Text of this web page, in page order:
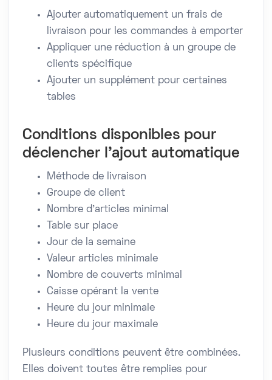
Ajouter automatiquement un frais de
livraison pour les commandes à emporter
Appliquer une réduction à un groupe de
clients spécifique
Ajouter un supplément pour certaines
tables
Conditions disponibles pour
déclencher l’ajout automatique
Méthode de livraison
Groupe de client
Nombre d'articles minimal
Table sur place
Jour de la semaine
Valeur articles minimale
Nombre de couverts minimal
Caisse opérant la vente
Heure du jour minimale
Heure du jour maximale
Plusieurs conditions peuvent être combinées.
Elles doivent toutes être remplies pour